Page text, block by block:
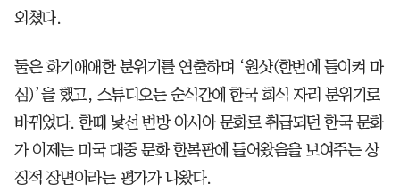
외쳤다.
둘은 화기애애한 분위기를 연출하며 ‘원샷(한번에 들이켜 마
심)’을 했고, 스튜디오는 순식간에 한국 회식 자리 분위기로
바뀌었다. 한때 낯선 변방 아시아 문화로 취급되던 한국 문화
가 이제는 미국 대중 문화 한복판에 들어왔음을 보여주는 상
징적 장면이라는 평가가 나왔다.